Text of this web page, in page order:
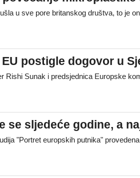
u sve pore britanskog društva, to je
postigle dogovor u
Rishi Sunak i predsjednica Europske
se sljedeće godine, a
"Portret europskih putnika"